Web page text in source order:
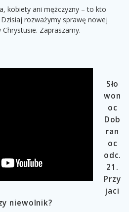
kobiety ani mężczyzny – to kto
rozważymy sprawę nowej
Zapraszamy.
Sło
won
oc
Dob
ran
oc
odc.
21.
Przy
jaci
niewolnik?